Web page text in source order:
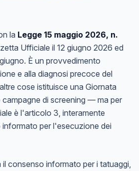
la Legge 15 maggio 2026, n.
Ufficiale il 12 giugno 2026 ed
È un provvedimento
e alla diagnosi precoce del
cose istituisce una Giornata
di screening — ma per
è l'articolo 3, interamente
per l'esecuzione dei
consenso informato per i tatuaggi,